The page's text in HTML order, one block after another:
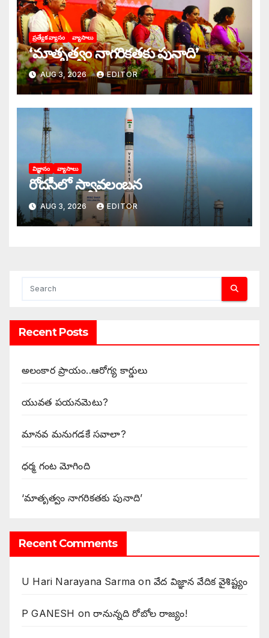
ప్రత్యేక వ్యాసం వ్యాసాలు
‘మాతృత్వం నాగరికతకు పునాది’
AUG 3, 2026 EDITOR
విజ్ఞానం వ్యాసాలు
రోదసీలో స్వావలంబన
AUG 3, 2026 EDITOR
Recent Posts
అలంకార ప్రాయం..ఆరోగ్య కార్డులు
యువత పయనమెటు?
మానవ మనుగడకే సవాలా?
ధర్మ గంట మోగింది
‘మాతృత్వం నాగరికతకు పునాది’
Recent Comments
U Hari Narayana Sarma onవేద విజ్ఞాన వేదిక వైశిష్ట్యం
P GANESH on‌రానున్నది రోబోల రాజ్యం!